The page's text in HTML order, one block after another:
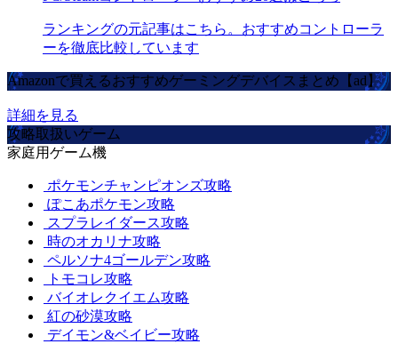
ランキングの元記事はこちら。おすすめコントローラ
ーを徹底比較しています
Amazonで買えるおすすめゲーミングデバイスまとめ【ad】
詳細を見る
攻略取扱いゲーム
家庭用ゲーム機
ポケモンチャンピオンズ攻略
ぽこあポケモン攻略
スプラレイダース攻略
時のオカリナ攻略
ペルソナ4ゴールデン攻略
トモコレ攻略
バイオレクイエム攻略
紅の砂漠攻略
デイモン&ベイビー攻略